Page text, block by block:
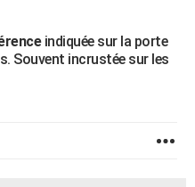
indiquée sur la porte
Souvent incrustée sur les